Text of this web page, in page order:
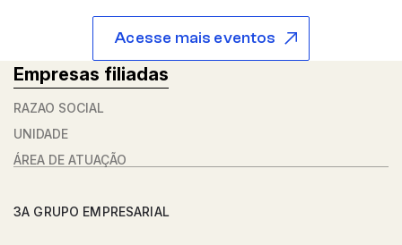
Acesse mais eventos
Empresas filiadas
RAZÃO SOCIAL
UNIDADE
ÁREA DE ATUAÇÃO
3A GRUPO EMPRESARIAL